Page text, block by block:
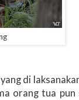
di
orang tua pun